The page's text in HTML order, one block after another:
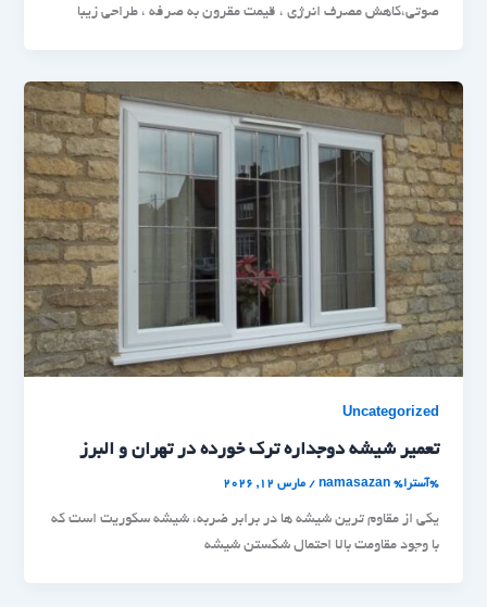
صوتی،کاهش مصرف انرژی ، قیمت مقرون به صرفه ، طراحی زیبا
Uncategorized
تعمیر شیشه دوجداره ترک خورده در تهران و البرز
%آسترا% namasazan
/مارس 12, 2026
یکی از مقاوم ترین شیشه ها در برابر ضربه، شیشه سکوریت است که
با وجود مقاومت بالا احتمال شکستن شیشه